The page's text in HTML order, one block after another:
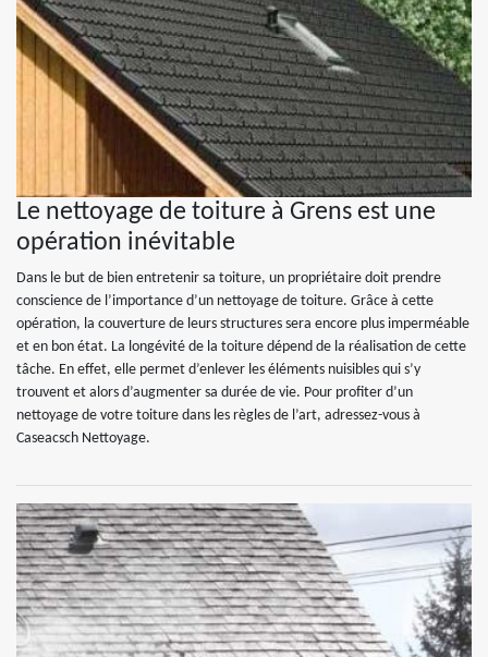
Le nettoyage de toiture à Grens est une
opération inévitable
Dans le but de bien entretenir sa toiture, un propriétaire doit prendre
conscience de l’importance d’un nettoyage de toiture. Grâce à cette
opération, la couverture de leurs structures sera encore plus imperméable
et en bon état. La longévité de la toiture dépend de la réalisation de cette
tâche. En effet, elle permet d’enlever les éléments nuisibles qui s’y
trouvent et alors d’augmenter sa durée de vie. Pour profiter d’un
nettoyage de votre toiture dans les règles de l’art, adressez-vous à
Caseacsch Nettoyage.